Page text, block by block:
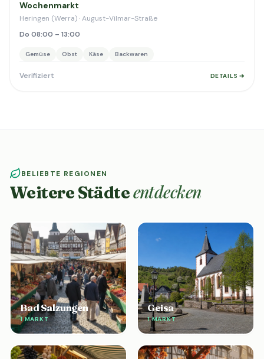
Wochenmarkt
Heringen (Werra) · August-Vilmar-Straße
Do 08:00 – 13:00
Gemüse Obst Käse Backwaren
Verifiziert DETAILS ➔
BELIEBTE REGIONEN
Weitere Städteentdecken
Bad Salzungen
1 MARKT
Geisa
1 MARKT